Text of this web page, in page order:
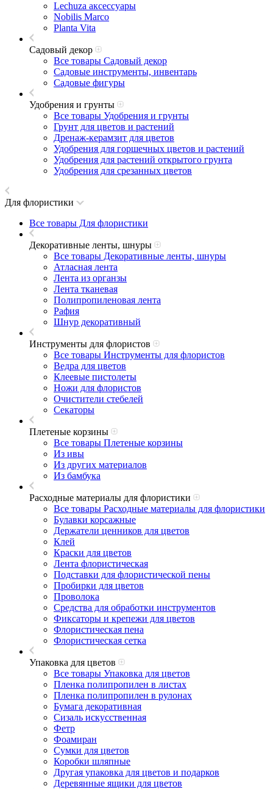
Lechuza аксессуары
Nobilis Marco
Planta Vita
Садовый декор
Все товары Садовый декор
Садовые инструменты, инвентарь
Садовые фигуры
Удобрения и грунты
Все товары Удобрения и грунты
Грунт для цветов и растений
Дренаж-керамзит для цветов
Удобрения для горшечных цветов и растений
Удобрения для растений открытого грунта
Удобрения для срезанных цветов
Для флористики
Все товары Для флористики
Декоративные ленты, шнуры
Все товары Декоративные ленты, шнуры
Атласная лента
Лента из органзы
Лента тканевая
Полипропиленовая лента
Рафия
Шнур декоративный
Инструменты для флористов
Все товары Инструменты для флористов
Ведра для цветов
Клеевые пистолеты
Ножи для флористов
Очистители стебелей
Секаторы
Плетеные корзины
Все товары Плетеные корзины
Из ивы
Из других материалов
Из бамбука
Расходные материалы для флористики
Все товары Расходные материалы для флористики
Булавки корсажные
Держатели ценников для цветов
Клей
Краски для цветов
Лента флористическая
Подставки для флористической пены
Пробирки для цветов
Проволока
Средства для обработки инструментов
Фиксаторы и крепежи для цветов
Флористическая пена
Флористическая сетка
Упаковка для цветов
Все товары Упаковка для цветов
Пленка полипропилен в листах
Пленка полипропилен в рулонах
Бумага декоративная
Сизаль искусственная
Фетр
Фоамиран
Сумки для цветов
Коробки шляпные
Другая упаковка для цветов и подарков
Деревянные ящики для цветов